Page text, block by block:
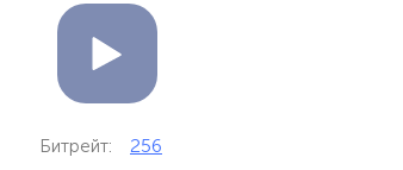
Битрейт: 256